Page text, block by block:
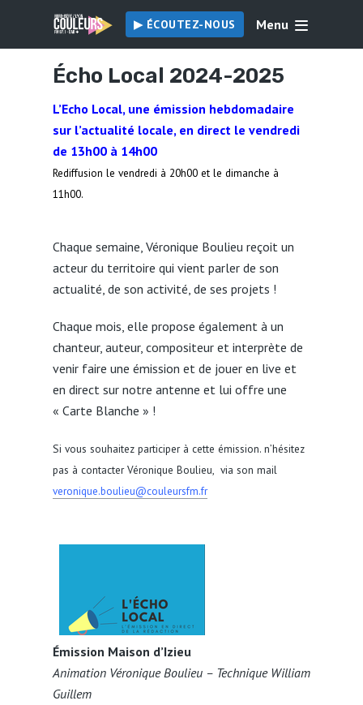
▶︎ ÉCOUTEZ-NOUS Menu
Écho Local 2024-2025
L’Echo Local, une émission hebdomadaire
sur l’actualité locale, en direct le vendredi
de 13h00 à 14h00
Rediffusion le vendredi à 20h00 et le dimanche à
11h00.
Chaque semaine, Véronique Boulieu reçoit un
acteur du territoire qui vient parler de son
actualité, de son activité, de ses projets !
Chaque mois, elle propose également à un
chanteur, auteur, compositeur et interprète de
venir faire une émission et de jouer en live et
en direct sur notre antenne et lui offre une
« Carte Blanche » !
Si vous souhaitez participer à cette émission. n’hésitez
pas à contacter Véronique Boulieu, via son mail
veronique.boulieu@couleursfm.fr
Émission Maison d’Izieu
Animation Véronique Boulieu – Technique William
Guillem